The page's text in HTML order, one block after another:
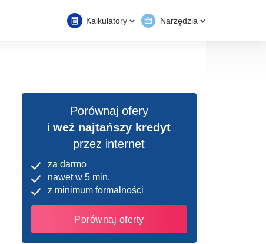
Kalkulatory Narzędzia
Porównaj ofery
iweź najtańszy kredyt
przez internet
za darmo
nawet w 5 min.
z minimum formalności
Porównaj oferty